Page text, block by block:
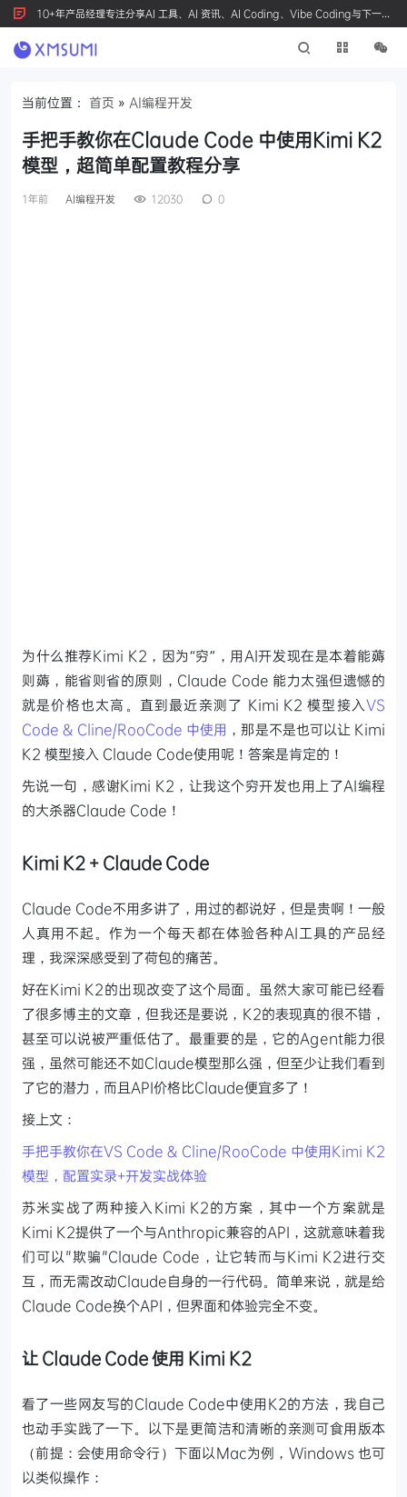
10+年产品经理专注分享AI 工具、AI 资讯、AI Coding、Vibe Coding与下一代
产品创新，按 Ctrl+D 收藏我们
当前位置： 首页 » AI编程开发
手把手教你在Claude Code 中使用Kimi K2
模型，超简单配置教程分享
1年前 AI编程开发 12030 0
为什么推荐Kimi K2，因为“穷”，用AI开发现在是本着能薅
则薅，能省则省的原则，Claude Code 能力太强但遗憾的
就是价格也太高。直到最近亲测了 Kimi K2 模型接入VS
Code & Cline/RooCode 中使用 ，那是不是也可以让 Kimi
K2 模型接入 Claude Code使用呢！答案是肯定的！
先说一句，感谢Kimi K2，让我这个穷开发也用上了AI编程
的大杀器Claude Code！
Kimi K2 + Claude Code
Claude Code不用多讲了，用过的都说好，但是贵啊！一般
人真用不起。作为一个每天都在体验各种AI工具的产品经
理，我深深感受到了荷包的痛苦。
好在Kimi K2的出现改变了这个局面。虽然大家可能已经看
了很多博主的文章，但我还是要说，K2的表现真的很不错，
甚至可以说被严重低估了。最重要的是，它的Agent能力很
强，虽然可能还不如Claude模型那么强，但至少让我们看到
了它的潜力，而且API价格比Claude便宜多了！
接上文：
手把手教你在VS Code & Cline/RooCode 中使用Kimi K2
模型，配置实录+开发实战体验
苏米实战了两种接入Kimi K2的方案，其中一个方案就是
Kimi K2提供了一个与Anthropic兼容的API，这就意味着我
们可以"欺骗"Claude Code，让它转而与Kimi K2进行交
互，而无需改动Claude自身的一行代码。简单来说，就是给
Claude Code换个API，但界面和体验完全不变。
让 Claude Code 使用 Kimi K2
看了一些网友写的Claude Code中使用K2的方法，我自己
也动手实践了一下。以下是更简洁和清晰的亲测可食用版本
（前提：会使用命令行）下面以Mac为例，Windows 也可
以类似操作：